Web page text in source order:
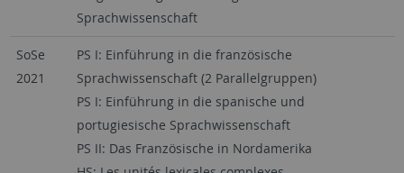
Sprachwissenschaft
SoSe
2021
PS I: Einführung in die französische
Sprachwissenschaft (2 Parallelgruppen)
PS I: Einführung in die spanische und
portugiesische Sprachwissenschaft
PS II: Das Französische in Nordamerika